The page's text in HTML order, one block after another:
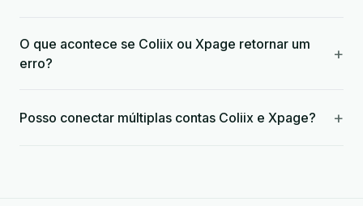
O que acontece se Coliix ou Xpage retornar um
erro?
+
Posso conectar múltiplas contas Coliix e Xpage? +